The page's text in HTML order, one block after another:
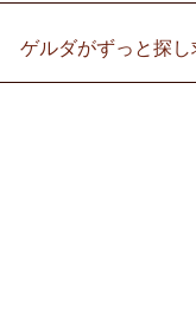
ゲルダがずっと探し